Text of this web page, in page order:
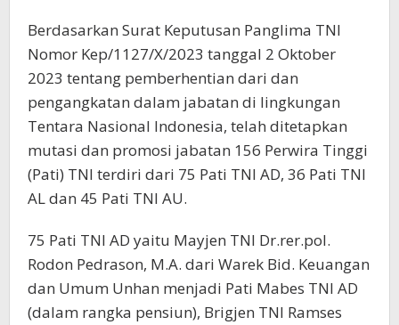
Berdasarkan Surat Keputusan Panglima TNI
Nomor Kep/1127/X/2023 tanggal 2 Oktober
2023 tentang pemberhentian dari dan
pengangkatan dalam jabatan di lingkungan
Tentara Nasional Indonesia, telah ditetapkan
mutasi dan promosi jabatan 156 Perwira Tinggi
(Pati) TNI terdiri dari 75 Pati TNI AD, 36 Pati TNI
AL dan 45 Pati TNI AU.
75 Pati TNI AD yaitu Mayjen TNI Dr.rer.pol.
Rodon Pedrason, M.A. dari Warek Bid. Keuangan
dan Umum Unhan menjadi Pati Mabes TNI AD
(dalam rangka pensiun), Brigjen TNI Ramses